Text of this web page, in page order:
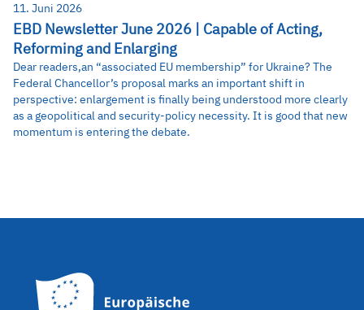
11. Juni 2026
EBD Newsletter June 2026 | Capable of Acting,
Reforming and Enlarging
Dear readers,an “associated EU membership” for Ukraine? The
Federal Chancellor’s proposal marks an important shift in
perspective: enlargement is finally being understood more clearly
as a geopolitical and security-policy necessity. It is good that new
momentum is entering the debate.